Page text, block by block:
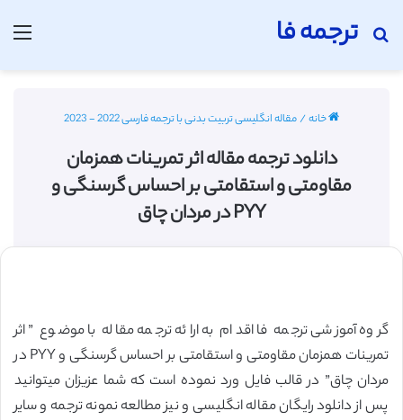
ترجمه فا
جستجو برای
خانه/مقاله انگلیسی تربیت بدنی با ترجمه فارسی 2022 - 2023
دانلود ترجمه مقاله اثر تمرینات همزمان
مقاومتی و استقامتی بر احساس گرسنگی و
PYY در مردان چاق
گروه آموزشی ترجمه فا اقدام به ارائه ترجمه مقاله با موضوع ” اثر
تمرینات همزمان مقاومتی و استقامتی بر احساس گرسنگی و PYY در
مردان چاق” در قالب فایل ورد نموده است که شما عزیزان میتوانید
پس از دانلود رایگان مقاله انگلیسی و نیز مطالعه نمونه ترجمه و سایر